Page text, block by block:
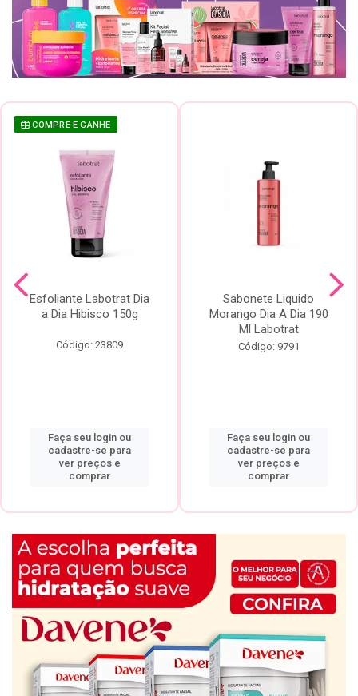
COMPRE E GANHE
Esfoliante Labotrat Dia
a Dia Hibisco 150g
Código: 23809
Faça seu login ou
cadastre-se para
ver preços e
comprar
Sabonete Liquido
Morango Dia A Dia 190
Ml Labotrat
Código: 9791
Faça seu login ou
cadastre-se para
ver preços e
comprar